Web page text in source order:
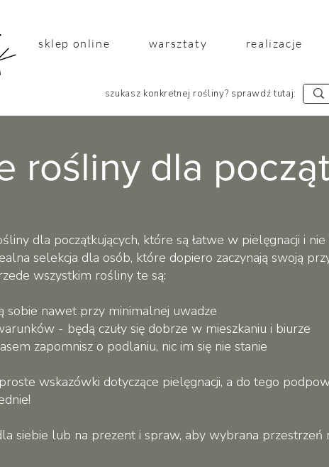
sklep online warsztaty realizacje
szukasz konkretnej rośliny? sprawdź tutaj:
rośliny dla
dla początkujących, które są łatwe w pielęgnacji i
selekcja dla osób, które dopiero zaczynają swoją
wszystkim rośliny te są:
sobie nawet przy minimalnej uwadze
- będą czuły się dobrze w mieszkaniu i biurze
zapomnisz o podlaniu, nic im się nie stanie
wskazówki dotyczące pielęgnacji, a do tego
siebie lub na prezent i spraw, aby wybrana przestrzeń